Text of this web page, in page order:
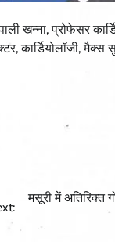
खन्ना, प्रोफेसर
कार्डियोलॉजी, मैक्स
मसूरी में अतिरिक्त